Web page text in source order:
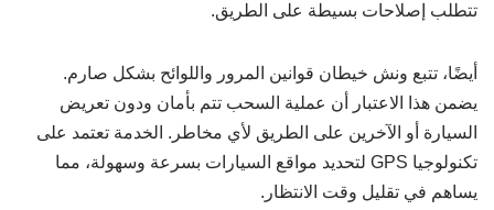
تتطلب إصلاحات بسيطة على الطريق.
أيضًا، تتبع ونش خيطان قوانين المرور واللوائح بشكل صارم.
يضمن هذا الاعتبار أن عملية السحب تتم بأمان ودون تعريض
السيارة أو الآخرين على الطريق لأي مخاطر. الخدمة تعتمد على
تكنولوجيا GPS لتحديد مواقع السيارات بسرعة وسهولة، مما
يساهم في تقليل وقت الانتظار.